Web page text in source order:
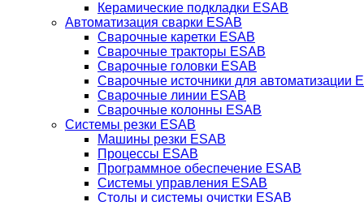
Керамические подкладки ESAB
Автоматизация сварки ESAB
Сварочные каретки ESAB
Сварочные тракторы ESAB
Сварочные головки ESAB
Сварочные источники для автоматизации
Сварочные линии ESAB
Сварочные колонны ESAB
Системы резки ESAB
Машины резки ESAB
Процессы ESAB
Программное обеспечение ESAB
Системы управления ESAB
Столы и системы очистки ESAB